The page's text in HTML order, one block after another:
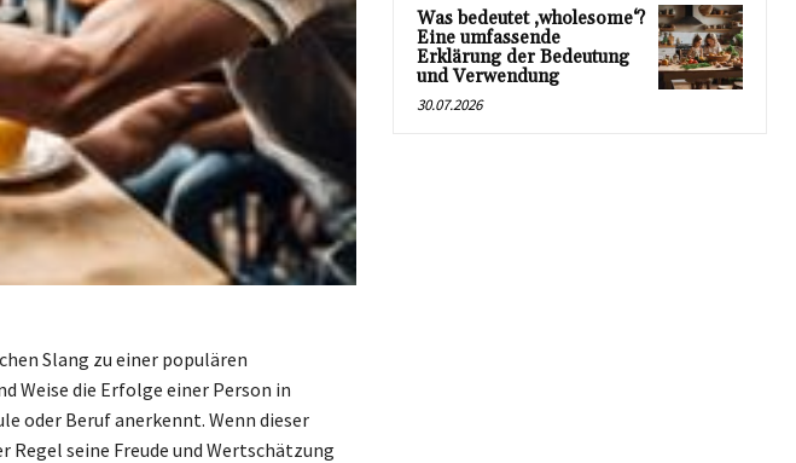
Slang zu einer populären
Weise die Erfolge einer Person in
oder Beruf anerkennt. Wenn dieser
Regel seine Freude und Wertschätzung
Was bedeutet ‚wholesome‘?
Eine umfassende
Erklärung der Bedeutung
und Verwendung
30.07.2026